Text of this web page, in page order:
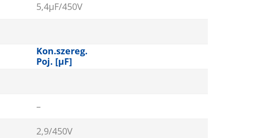
5,4µF/450V
Kon.szereg.
Poj. [µF]
–
2,9/450V